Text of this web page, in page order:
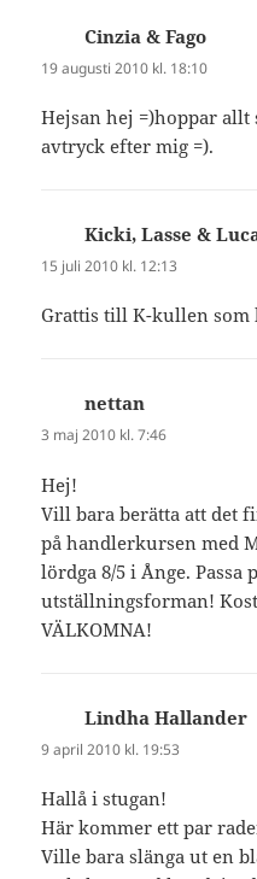
Cinzia & Fago
19 augusti 2010 kl. 18:10
Hejsan hej =)hoppar
avtryck efter mig =).
Kicki, Lasse &
15 juli 2010 kl. 12:13
Grattis till K-kullen som
nettan
3 maj 2010 kl. 7:46
Hej!
Vill bara berätta att det
på handlerkursen med
lördga 8/5 i Ånge. Passa
utställningsforman!
VÄLKOMNA!
Lindha Hallander
9 april 2010 kl. 19:53
Hallå i stugan!
Här kommer ett par
Ville bara slänga ut en